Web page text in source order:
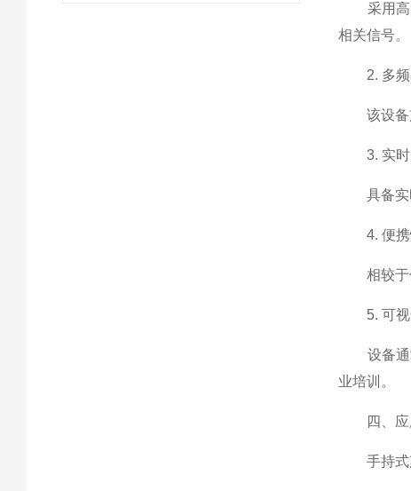
采用高灵
相关信号。
2. 多频
该设备支
3. 实时
具备实时
4. 便携
相较于传
5. 可视
设备通常
业培训。
四、应
手持式声